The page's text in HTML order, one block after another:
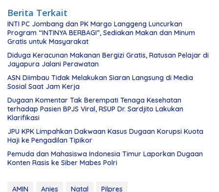
Berita Terkait
INTI PC Jombang dan PK Margo Langgeng Luncurkan
Program “INTINYA BERBAGI”, Sediakan Makan dan Minum
Gratis untuk Masyarakat
Diduga Keracunan Makanan Bergizi Gratis, Ratusan Pelajar di
Jayapura Jalani Perawatan
ASN Diimbau Tidak Melakukan Siaran Langsung di Media
Sosial Saat Jam Kerja
Dugaan Komentar Tak Berempati Tenaga Kesehatan
terhadap Pasien BPJS Viral, RSUP Dr. Sardjito Lakukan
Klarifikasi
JPU KPK Limpahkan Dakwaan Kasus Dugaan Korupsi Kuota
Haji ke Pengadilan Tipikor
Pemuda dan Mahasiswa Indonesia Timur Laporkan Dugaan
Konten Rasis ke Siber Mabes Polri
AMIN Anies Natal Pilpres